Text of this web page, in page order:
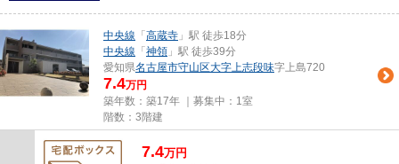
中央線 「 高蔵寺 」駅 徒歩18分
中央線 「 神領 」駅 徒歩39分
愛知県名古屋市守山区大字上志段味字上島720
7.4万円
築年数：築17年 ｜募集中： 1室
階数：3階建
7.4万円